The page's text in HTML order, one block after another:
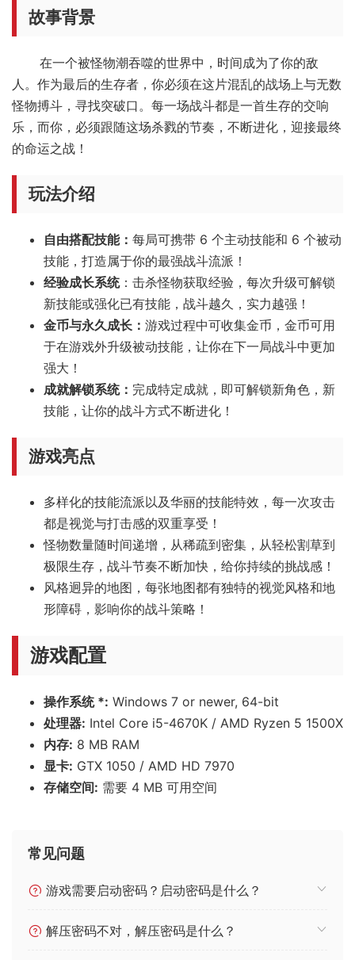
故事背景
在一个被怪物潮吞噬的世界中，时间成为了你的敌
人。作为最后的生存者，你必须在这片混乱的战场上与无数
怪物搏斗，寻找突破口。每一场战斗都是一首生存的交响
乐，而你，必须跟随这场杀戮的节奏，不断进化，迎接最终
的命运之战！
玩法介绍
自由搭配技能： 每局可携带 6 个主动技能和 6 个被动
技能，打造属于你的最强战斗流派！
经验成长系统：击杀怪物获取经验，每次升级可解锁
新技能或强化已有技能，战斗越久，实力越强！
金币与永久成长： 游戏过程中可收集金币，金币可用
于在游戏外升级被动技能，让你在下一局战斗中更加
强大！
成就解锁系统： 完成特定成就，即可解锁新角色，新
技能，让你的战斗方式不断进化！
游戏亮点
多样化的技能流派以及华丽的技能特效，每一次攻击
都是视觉与打击感的双重享受！
怪物数量随时间递增，从稀疏到密集，从轻松割草到
极限生存，战斗节奏不断加快，给你持续的挑战感！
风格迥异的地图，每张地图都有独特的视觉风格和地
形障碍，影响你的战斗策略！
游戏配置
操作系统 *: Windows 7 or newer, 64-bit
处理器: Intel Core i5-4670K / AMD Ryzen 5 1500X
内存: 8 MB RAM
显卡: GTX 1050 / AMD HD 7970
存储空间: 需要 4 MB 可用空间
常见问题
游戏需要启动密码？启动密码是什么？
解压密码不对，解压密码是什么？